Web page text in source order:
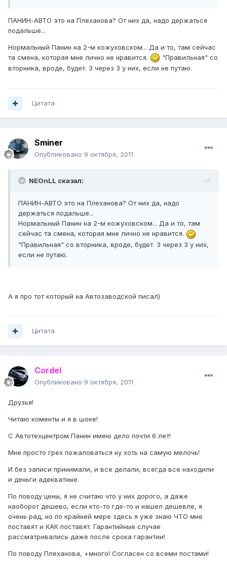
ПАНИН-АВТО это на Плеханова? От них да, надо держаться
подальше...
Нормальный Панин на 2-м кожуховском... Да и то, там сейчас
та смена, которая мне лично не нравится.
"Правильная" со
вторника, вроде, будет. 3 через 3 у них, если не путаю.
Цитата
Sminer
Опубликовано 9 октября, 2011
NEOnLL сказал:
ПАНИН-АВТО это на Плеханова? От них да, надо
держаться подальше...
Нормальный Панин на 2-м кожуховском... Да и то, там
сейчас та смена, которая мне лично не нравится.
"Правильная" со вторника, вроде, будет. 3 через 3 у них,
если не путаю.
А я про тот который на Автозаводской писал)
Цитата
Cordel
Опубликовано 9 октября, 2011
Друзья!
Читаю коменты и я в шоке!
С Автотехцентром Панин имею дело почти 6 лет!
Мне просто грех пожаловаться ну хоть на самую мелочь!
И без записи принимали, и все делали, всегда все находили
и деньги адекватные.
По поводу цены, я не считаю что у них дорого, а даже
наоборот дешево, если кто-то где-то и нашел дешевле, я
очень рад, но по крайней мере здесь я уже знаю ЧТО мне
поставят и КАК поставят. Гарантийные случае
рассматривались даже после срока гарантии!
По поводу Плеханова, +много! Согласен со всеми постами!